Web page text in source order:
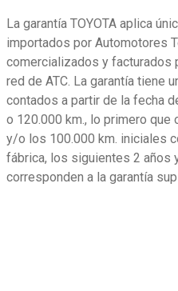
La garantía TOYOTA aplica
importados por Automotores
comercializados y facturados
red de ATC. La garantía tiene
contados a partir de la fecha
o 120.000 km., lo primero que
y/o los 100.000 km. iniciales
fábrica, los siguientes 2 años
corresponden a la garantía